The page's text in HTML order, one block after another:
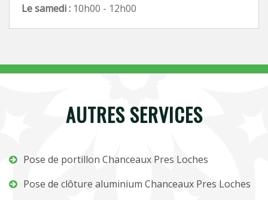
Le samedi : 10h00 - 12h00
AUTRES SERVICES
Pose de portillon Chanceaux Pres Loches
Pose de clôture aluminium Chanceaux Pres Loches